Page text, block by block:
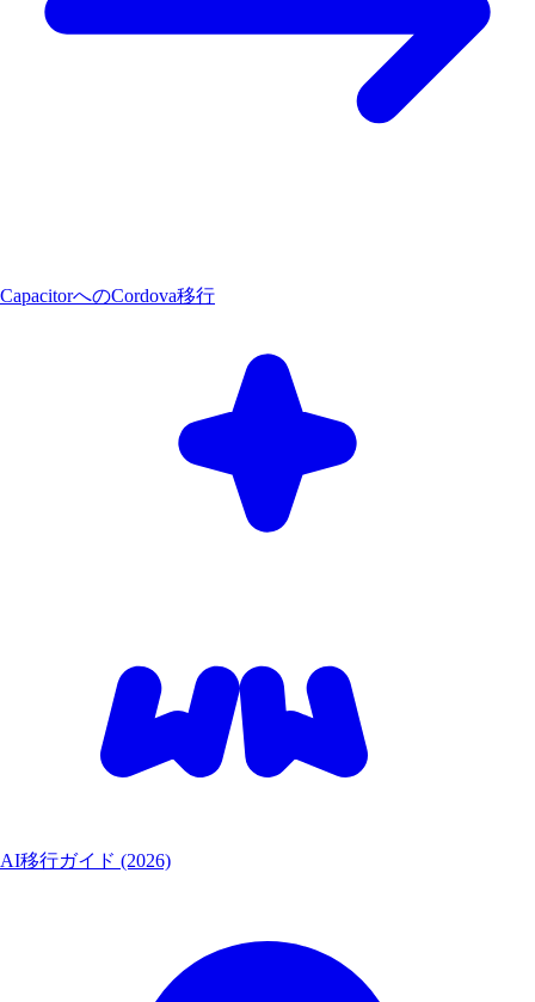
CapacitorへのCordova移行
AI移行ガイド (2026)